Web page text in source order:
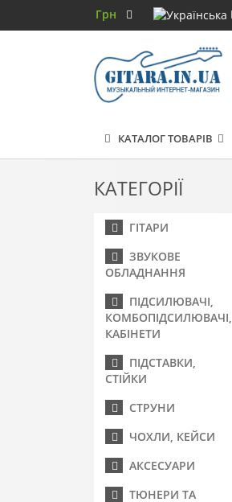
Грн
КАТАЛОГ ТОВАРІВ
КАТЕГОРІЇ
ГІТАРИ
ЗВУКОВЕ
ОБЛАДНАННЯ
ПІДСИЛЮВАЧІ,
КОМБОПІДСИЛЮВАЧІ,
КАБІНЕТИ
ПІДСТАВКИ,
СТІЙКИ
СТРУНИ
ЧОХЛИ, КЕЙСИ
АКСЕСУАРИ
ТЮНЕРИ ТА